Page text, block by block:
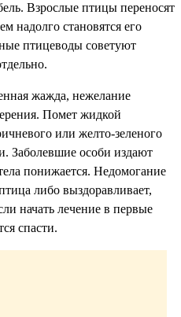
Взрослые птицы переносят
надолго становятся его
птицеводы советуют
жажда, нежелание
Помет жидкой
или желто-зеленого
Заболевшие особи издают
понижается. Недомогание
либо выздоравливает,
начать лечение в первые
спасти.